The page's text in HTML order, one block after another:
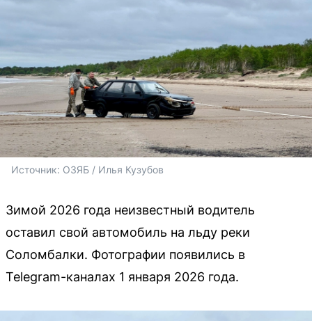
Источник: ОЗЯБ / Илья Кузубов
Зимой 2026 года неизвестный водитель
оставил свой автомобиль на льду реки
Соломбалки. Фотографии появились в
Telegram-каналах 1 января 2026 года.